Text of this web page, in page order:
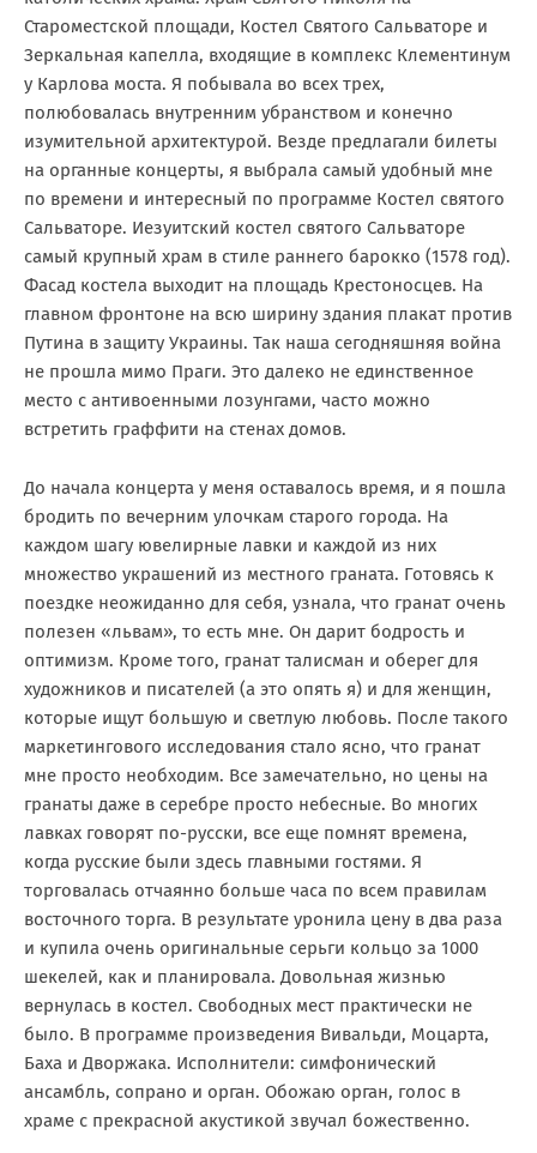
Староместской площади, Костел Святого Сальваторе и
Зеркальная капелла, входящие в комплекс Клементинум
у Карлова моста. Я побывала во всех трех,
полюбовалась внутренним убранством и конечно
изумительной архитектурой. Везде предлагали билеты
на органные концерты, я выбрала самый удобный мне
по времени и интересный по программе Костел святого
Сальваторе. Иезуитский костел святого Сальваторе
самый крупный храм в стиле раннего барокко (1578 год).
Фасад костела выходит на площадь Крестоносцев. На
главном фронтоне на всю ширину здания плакат против
Путина в защиту Украины. Так наша сегодняшняя война
не прошла мимо Праги. Это далеко не единственное
место с антивоенными лозунгами, часто можно
встретить граффити на стенах домов.
До начала концерта у меня оставалось время, и я пошла
бродить по вечерним улочкам старого города. На
каждом шагу ювелирные лавки и каждой из них
множество украшений из местного граната. Готовясь к
поездке неожиданно для себя, узнала, что гранат очень
полезен «львам», то есть мне. Он дарит бодрость и
оптимизм. Кроме того, гранат талисман и оберег для
художников и писателей (а это опять я) и для женщин,
которые ищут большую и светлую любовь. После такого
маркетингового исследования стало ясно, что гранат
мне просто необходим. Все замечательно, но цены на
гранаты даже в серебре просто небесные. Во многих
лавках говорят по-русски, все еще помнят времена,
когда русские были здесь главными гостями. Я
торговалась отчаянно больше часа по всем правилам
восточного торга. В результате уронила цену в два раза
и купила очень оригинальные серьги кольцо за 1000
шекелей, как и планировала. Довольная жизнью
вернулась в костел. Свободных мест практически не
было. В программе произведения Вивальди, Моцарта,
Баха и Дворжака. Исполнители: симфонический
ансамбль, сопрано и орган. Обожаю орган, голос в
храме с прекрасной акустикой звучал божественно.